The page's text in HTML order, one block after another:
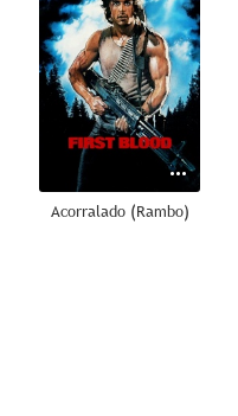
Acorralado (Rambo)